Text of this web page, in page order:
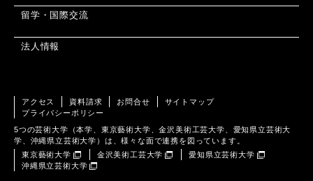
留学・国際交流
法人情報
アクセス 資料請求 お問合せ
サイトマップ
プライバシーポリシー
5つの芸術大学（本学、東京藝術大学、金沢美術工芸大学、愛知県立芸術大
学、沖縄県立芸術大学）は、様々な面で連携を図っています。
東京藝術大学
金沢美術工芸大学
愛知県立芸術大学
沖縄県立芸術大学